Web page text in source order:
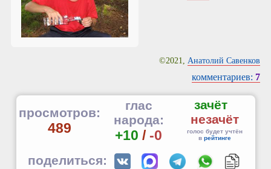
©2021, Анатолий Савенков
комментариев: 7
просмотров:
489
глас
народа:
+10 / -0
зачёт
незачёт
голос будет учтён
в рейтинге
поделиться: